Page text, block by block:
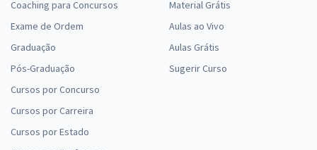
Coaching para Concursos
Exame de Ordem
Graduação
Pós-Graduação
Cursos por Concurso
Cursos por Carreira
Cursos por Estado
Material Grátis
Aulas ao Vivo
Aulas Grátis
Sugerir Curso